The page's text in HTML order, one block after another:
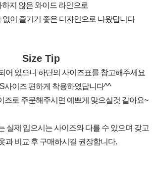
하지 않은 와이드 라인으로
없이 즐기기 좋은 디자인으로 나왔답니다
Size Tip
어 있으니 하단의 사이즈표를 참고해주세요
사이즈 편하게 착용하였답니다^^
즈로 주문해주시면 예쁘게 맞으실것 같아요~
실제 입으시는 사이즈와 다를 수 있으며 갖고
과 비교 후 구매하시길 권장합니다.